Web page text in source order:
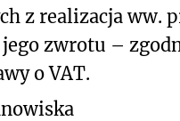
z realizacja ww.
zwrotu –
o VAT.